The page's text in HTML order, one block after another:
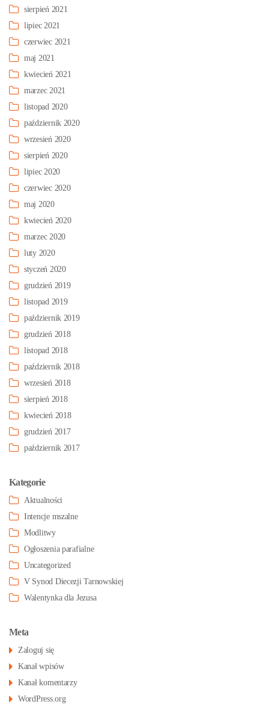
sierpień 2021
lipiec 2021
czerwiec 2021
maj 2021
kwiecień 2021
marzec 2021
listopad 2020
październik 2020
wrzesień 2020
sierpień 2020
lipiec 2020
czerwiec 2020
maj 2020
kwiecień 2020
marzec 2020
luty 2020
styczeń 2020
grudzień 2019
listopad 2019
październik 2019
grudzień 2018
listopad 2018
październik 2018
wrzesień 2018
sierpień 2018
kwiecień 2018
grudzień 2017
październik 2017
Kategorie
Aktualności
Intencje mszalne
Modlitwy
Ogłoszenia parafialne
Uncategorized
V Synod Diecezji Tarnowskiej
Walentynka dla Jezusa
Meta
Zaloguj się
Kanał wpisów
Kanał komentarzy
WordPress.org